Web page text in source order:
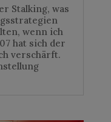
Stalking, was
wenn ich
hat sich der
verschärft.